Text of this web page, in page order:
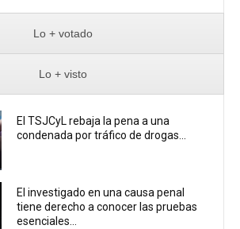
Lo + votado
Lo + visto
El TSJCyL rebaja la pena a una
condenada por tráfico de drogas...
El investigado en una causa penal
tiene derecho a conocer las pruebas
esenciales...